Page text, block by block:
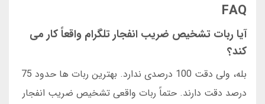
FAQ
آیا ربات تشخیص ضریب انفجار تلگرام واقعاً کار می
کند؟
بله، ولی دقت 100 درصدی ندارد. بهترین ربات ها حدود 75
درصد دقت دارند. حتماً ربات واقعی تشخیص ضریب انفجار